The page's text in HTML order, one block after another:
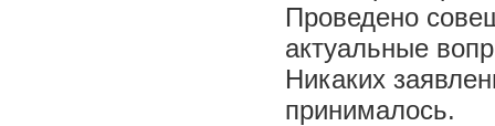
Проведено
актуальные
Никаких
принималось.